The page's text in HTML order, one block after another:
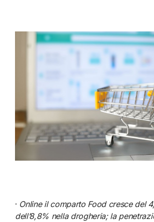
· Online il comparto Food cresce del
dell’8,8% nella drogheria; la